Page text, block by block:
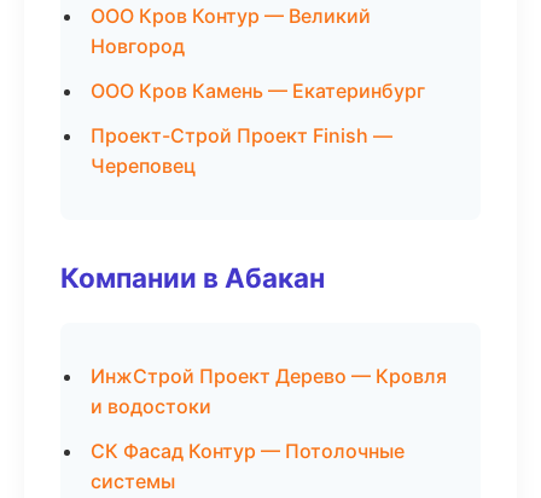
ООО Кров Контур — Великий
Новгород
ООО Кров Камень — Екатеринбург
Проект-Строй Проект Finish —
Череповец
Компании в Абакан
ИнжСтрой Проект Дерево — Кровля
и водостоки
СК Фасад Контур — Потолочные
системы